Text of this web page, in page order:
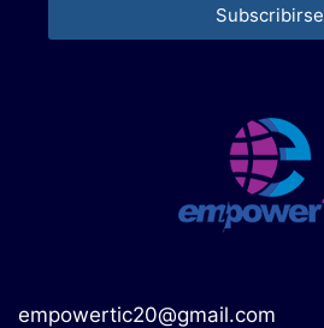
Subscribirse
empowertic20@gmail.com